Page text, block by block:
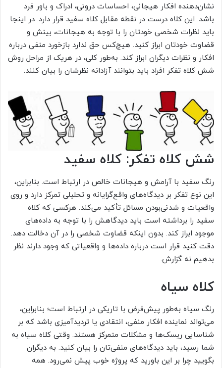
نشان‌دهنده افکار هیجانی، احساسات درونی، ادراک و باور فرد
باشد. این کلاه درست در نقطه مقابل کلاه سفید قرار دارد. در اینجا
باید نظرات شخصی خودتان را با توجه به هیجانات، بینش و
قضاوت خودتان ابراز کنید. هیچ‌کس حق ندارد بازخورد منفی درباره
افکار و نظرات دیگران ابراز کند. به‌طور کلی، در هریک از مراحل روش
شش کلاه تفکر افراد باید بتوانند آزادانه نظرشان را بیان کنند.
شش کلاه تفکر: کلاه سفید
رنگ سفید با آرامش و هیجانات خالص در ارتباط است. بنابراین،
این نوع تفکر بر دیدگاه‌های واقع‌گرایانه و تحلیلی تمرکز دارد و روی
واقعیات و شدنی‌بودن مسائل تأکید می‌کند. هرکسی که کلاه
سفید را برداشته است باید دیدگاهش را با توجه به داده‌های
موجود ابراز کند. بدون اینکه قضاوت شخصی را در آن دخالت دهد.
دقت کنید قرار است درباره داده‌ها و واقعیاتی که وجود دارند نظر
بدهیم نه گزارش.
کلاه سیاه
رنگ سیاه به‌طور پیش‌فرض با تاریکی در ارتباط است؛ بنابراین،
می‌تواند نماینده افکار منفی، انتقادی یا تردیدآمیزی باشد که بر
شناسایی ریسک‌ها و مشکلات متمرکز هستند. وقتی کلاه سیاه به
شما رسید، باید دیدگاه‌های منفی‌تان را بیان کنید. به دیگران
بگویید چرا بر این باورید که پروژه خوب پیش نمی‌رود. همه